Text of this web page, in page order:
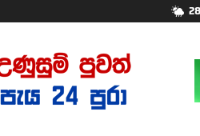
Dasatha
Lanka
News